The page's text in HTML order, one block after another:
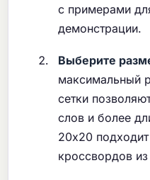
с примерами
демонстрации.
Выберите
максимальный
сетки
слов и более
20x20
кроссвордов